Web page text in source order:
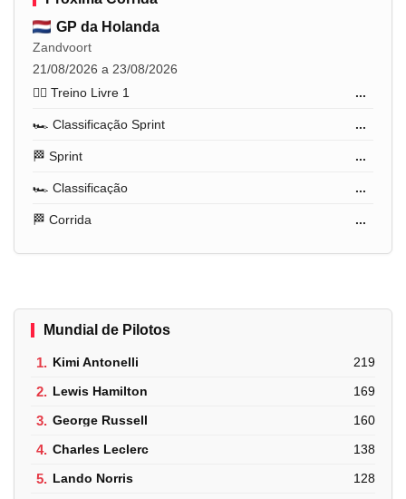
GP da Holanda
Zandvoort
21/08/2026 a 23/08/2026
🏋️‍♂️ Treino Livre 1
...
🏎️ Classificação Sprint ...
🏁 Sprint ...
🏎️ Classificação ...
🏁 Corrida ...
Mundial de Pilotos
1. Kimi Antonelli 219
2. Lewis Hamilton 169
3. George Russell 160
4. Charles Leclerc 138
5. Lando Norris 128